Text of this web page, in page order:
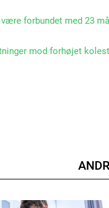
forbundet med 23
mod forhøjet